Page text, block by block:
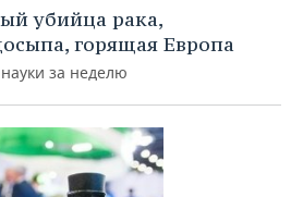
убийца рака,
горящая Европа
за неделю